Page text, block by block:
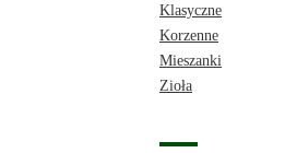
Klasyczne
Korzenne
Mieszanki
Zioła